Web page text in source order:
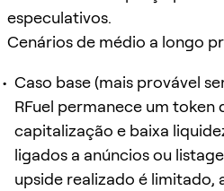
especulativos.
Cenários de médio a longo
Caso base (mais provável
RFuel permanece um token
capitalização e baixa
ligados a anúncios ou
upside realizado é limitado,